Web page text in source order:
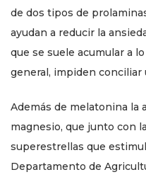
de dos tipos de
ayudan a reducir la
que se suele acumular a
general, impiden conciliar
Además de melatonina la
magnesio, que junto con
superestrellas que
Departamento de